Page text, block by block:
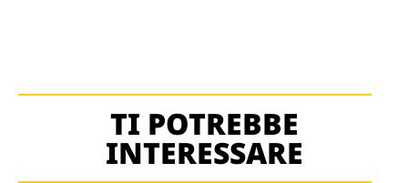
TI POTREBBE
INTERESSARE